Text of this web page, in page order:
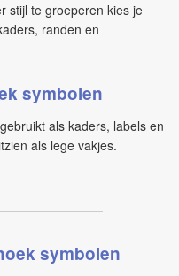
stijl te groeperen kies je
randen en
symbolen
als kaders, labels en
als lege vakjes.
symbolen